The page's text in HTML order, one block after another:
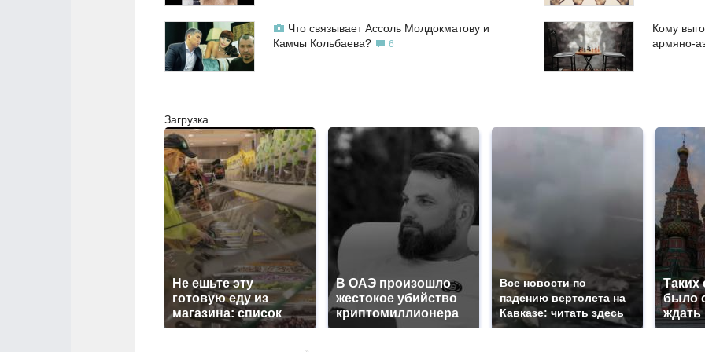
Что связывает Ассоль Молдокматову и
Камчы Кольбаева?
6
Кому
армяно-
Загрузка...
Не ешьте эту
готовую еду из
магазина: список
В ОАЭ произошло
жестокое убийство
криптомиллионера
Все новости по
падению вертолета на
Кавказе: читать здесь
Таких
было
ждать